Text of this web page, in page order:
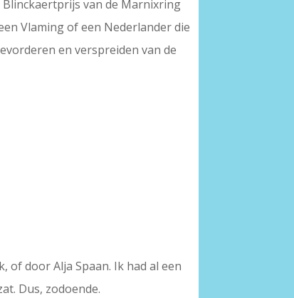
van de Marnixring
Vlaming of een Nederlander die
en verspreiden van de
of door Alja Spaan. Ik had al een
Dus, zodoende.